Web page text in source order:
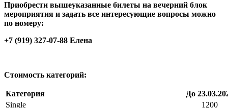
Приобрести вышеуказанные билеты на вечерний блок
мероприятия и задать все интересующие вопросы можно
по номеру:
+7 (919) 327-07-88 Елена
Стоимость категорий:
Категория
До
Single
1200